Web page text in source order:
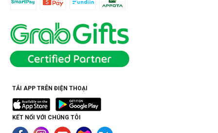
TẢI APP TRÊN ĐIỆN THOẠI
KẾT NỐI VỚI CHÚNG TÔI